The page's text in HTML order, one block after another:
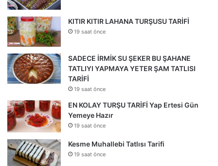
KITIR KITIR LAHANA TURŞUSU TARİFİ
19 saat önce
SADECE İRMİK SU ŞEKER BU ŞAHANE
TATLIYI YAPMAYA YETER ŞAM TATLISI
TARİFİ
19 saat önce
EN KOLAY TURŞU TARİFİ Yap Ertesi Gün
Yemeye Hazır
19 saat önce
Kesme Muhallebi Tatlısı Tarifi
19 saat önce